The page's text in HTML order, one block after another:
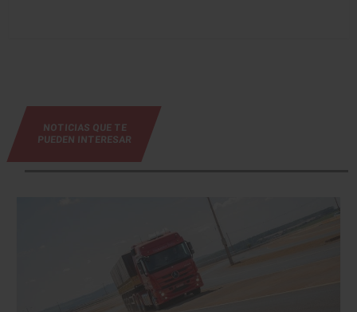
NOTICIAS QUE TE
PUEDEN INTERESAR